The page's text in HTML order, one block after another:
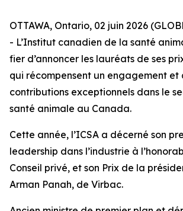
OTTAWA, Ontario, 02 juin 2026
- L’Institut canadien de la santé
fier d’annoncer les lauréats de ses
qui récompensent un engagement et
contributions exceptionnels dans le
santé animale au Canada.
Cette année, l’ICSA a décerné son
leadership dans l’industrie à
Conseil privé, et son Prix de la
Arman Panah, de Virbac.